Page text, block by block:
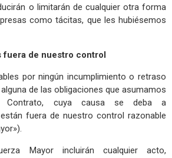
o limitarán de cualquier otra forma
como tácitas, que les hubiésemos
fuera de nuestro control
por ningún incumplimiento o retraso
de las obligaciones que asumamos
cuya causa se deba a
fuera de nuestro control razonable
Mayor incluirán cualquier acto,